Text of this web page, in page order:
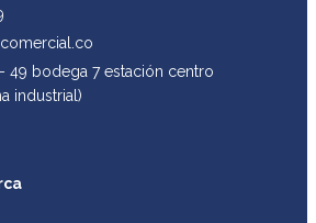
49 bodega 7 estación centro
industrial)